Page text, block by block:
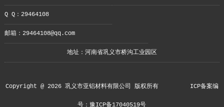
Q Q：29464108
邮箱：29464108@qq.com
地址：河南省巩义市桥沟工业园区
Copyright @ 2026 巩义市亚铝材料有限公司 版权所有 ICP备案编
号：豫ICP备17040519号